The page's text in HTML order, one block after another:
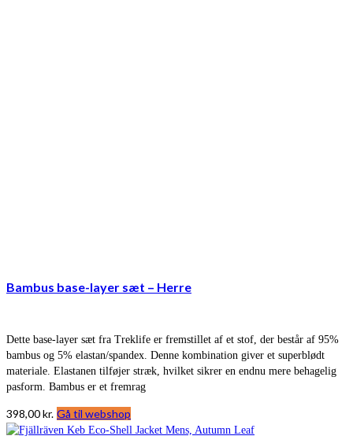
Bambus base-layer sæt – Herre
Dette base-layer sæt fra Treklife er fremstillet af et stof, der består af 95%
bambus og 5% elastan/spandex. Denne kombination giver et superblødt
materiale. Elastanen tilføjer stræk, hvilket sikrer en endnu mere behagelig
pasform. Bambus er et fremrag
398,00kr. Gå til webshop